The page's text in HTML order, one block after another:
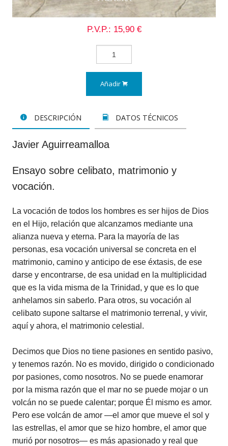
P.V.P.: 15,90 €
Añadir
DESCRIPCIÓN DATOS TÉCNICOS
Javier Aguirreamalloa
Ensayo sobre celibato, matrimonio y
vocación.
La vocación de todos los hombres es ser hijos de Dios
en el Hijo, relación que alcanzamos mediante una
alianza nueva y eterna. Para la mayoría de las
personas, esa vocación universal se concreta en el
matrimonio, camino y anticipo de ese éxtasis, de ese
darse y encontrarse, de esa unidad en la multiplicidad
que es la vida misma de la Trinidad, y que es lo que
anhelamos sin saberlo. Para otros, su vocación al
celibato supone saltarse el matrimonio terrenal, y vivir,
aquí y ahora, el matrimonio celestial.
Decimos que Dios no tiene pasiones en sentido pasivo,
y tenemos razón. No es movido, dirigido o condicionado
por pasiones, como nosotros. No se puede enamorar
por la misma razón que el mar no se puede mojar o un
volcán no se puede calentar; porque Él mismo es amor.
Pero ese volcán de amor —el amor que mueve el sol y
las estrellas, el amor que se hizo hombre, el amor que
murió por nosotros— es más apasionado y real que